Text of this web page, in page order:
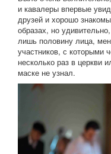
и кавалеры впервые
друзей и хорошо
образах, но
лишь половину лица,
участников, с которыми
несколько раз в церкви
маске не узнал.